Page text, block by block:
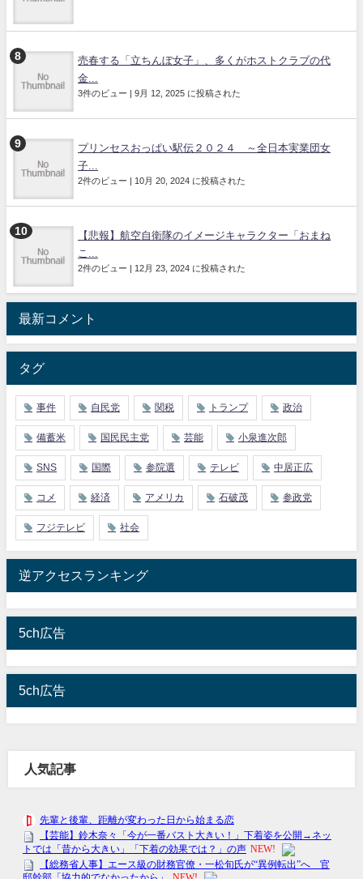
売春する「立ちんぼ女子」、多くがホストクラブの代
金...
3件のビュー | 9月 12, 2025 に投稿された
プリンセスおっぱい駅伝２０２４ ～全日本実業団女
子...
2件のビュー | 10月 20, 2024 に投稿された
【悲報】航空自衛隊のイメージキャラクター「おまね
こ...
2件のビュー | 12月 23, 2024 に投稿された
最新コメント
タグ
事件 自民党 関税 トランプ 政治
備蓄米 国民民主党 芸能 小泉進次郎
SNS 国際 参院選 テレビ 中居正広
コメ 経済 アメリカ 石破茂 参政党
フジテレビ 社会
逆アクセスランキング
5ch広告
5ch広告
人気記事